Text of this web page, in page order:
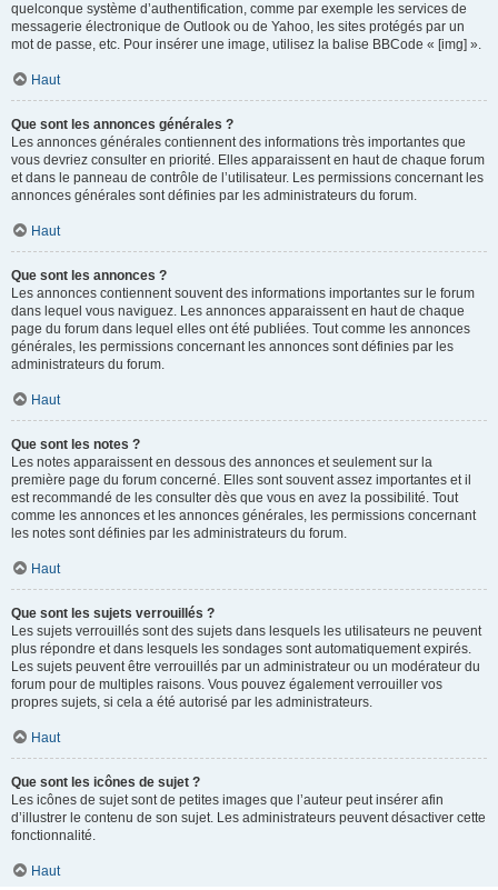
quelconque système d’authentification, comme par exemple les services de
messagerie électronique de Outlook ou de Yahoo, les sites protégés par un
mot de passe, etc. Pour insérer une image, utilisez la balise BBCode « [img] ».
Haut
Que sont les annonces générales ?
Les annonces générales contiennent des informations très importantes que
vous devriez consulter en priorité. Elles apparaissent en haut de chaque forum
et dans le panneau de contrôle de l’utilisateur. Les permissions concernant les
annonces générales sont définies par les administrateurs du forum.
Haut
Que sont les annonces ?
Les annonces contiennent souvent des informations importantes sur le forum
dans lequel vous naviguez. Les annonces apparaissent en haut de chaque
page du forum dans lequel elles ont été publiées. Tout comme les annonces
générales, les permissions concernant les annonces sont définies par les
administrateurs du forum.
Haut
Que sont les notes ?
Les notes apparaissent en dessous des annonces et seulement sur la
première page du forum concerné. Elles sont souvent assez importantes et il
est recommandé de les consulter dès que vous en avez la possibilité. Tout
comme les annonces et les annonces générales, les permissions concernant
les notes sont définies par les administrateurs du forum.
Haut
Que sont les sujets verrouillés ?
Les sujets verrouillés sont des sujets dans lesquels les utilisateurs ne peuvent
plus répondre et dans lesquels les sondages sont automatiquement expirés.
Les sujets peuvent être verrouillés par un administrateur ou un modérateur du
forum pour de multiples raisons. Vous pouvez également verrouiller vos
propres sujets, si cela a été autorisé par les administrateurs.
Haut
Que sont les icônes de sujet ?
Les icônes de sujet sont de petites images que l’auteur peut insérer afin
d’illustrer le contenu de son sujet. Les administrateurs peuvent désactiver cette
fonctionnalité.
Haut